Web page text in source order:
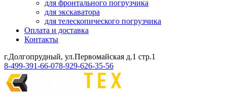
для фронтального погрузчика
для экскаватора
для телескопического погрузчика
Оплата и доставка
Контакты
г.Долгопрудный, ул.Первомайская д.1 стр.1
8-499-391-66-078-929-626-35-56